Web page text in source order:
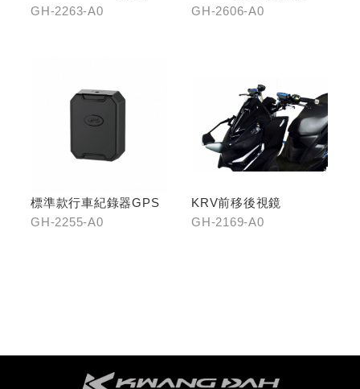
立機構前叉組
GH-2263-A0
機架
GH-2606-A0
標準款行車紀錄器GPS
GH-2255-A0
KRV前移後視鏡
GH-2169-A0